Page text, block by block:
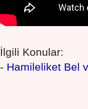
İlgili Konular:
- Hamileliket Bel